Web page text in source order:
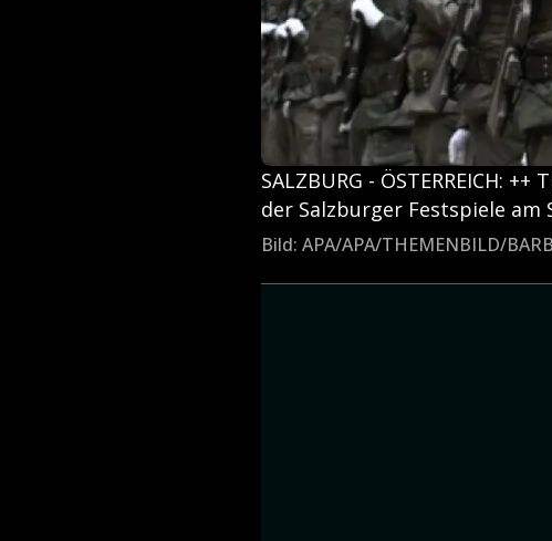
SALZBURG - ÖSTERREICH:
der Salzburger Festspiele am
Bild: APA/APA/THEMENBILD/